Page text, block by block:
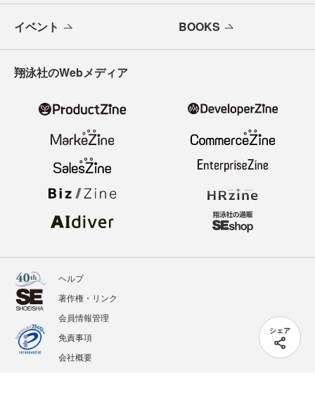
シェア
イベント BOOKS
翔泳社のWebメディア
ヘルプ
著作権・リンク
会員情報管理
免責事項
会社概要